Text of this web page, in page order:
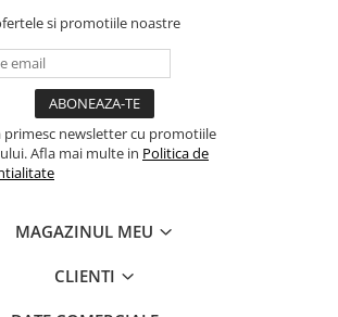
si promotiile noastre
primesc newsletter cu promotiile
Afla mai multe in Politica de
MAGAZINUL MEU
CLIENTI